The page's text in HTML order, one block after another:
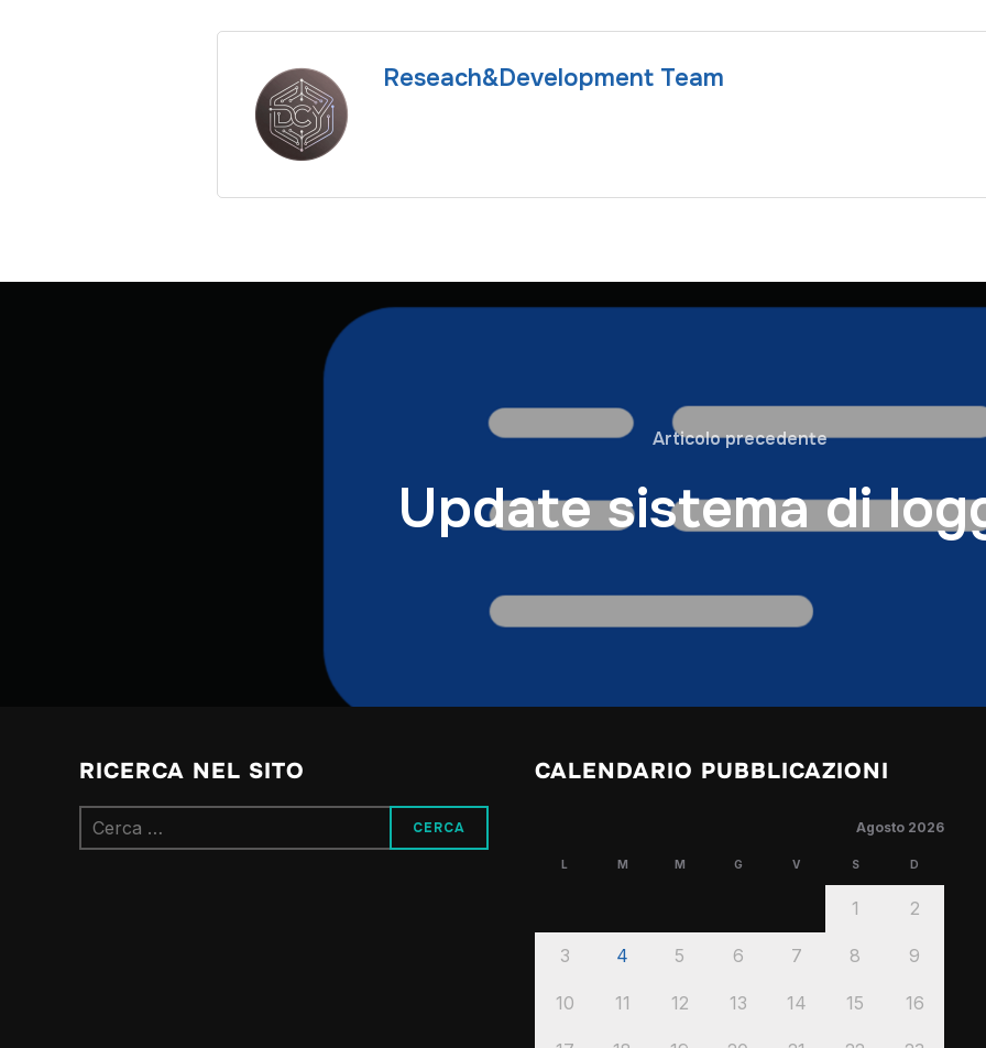
Reseach&Development Team
Articolo precedente
Update sistema di
RICERCA NEL SITO
Ricerca
per:
CALENDARIO PUBBLICAZIONI
Agosto 2026
L M M G V S D
1 2
3 4 5 6 7 8 9
10 11 12 13 14 15 16